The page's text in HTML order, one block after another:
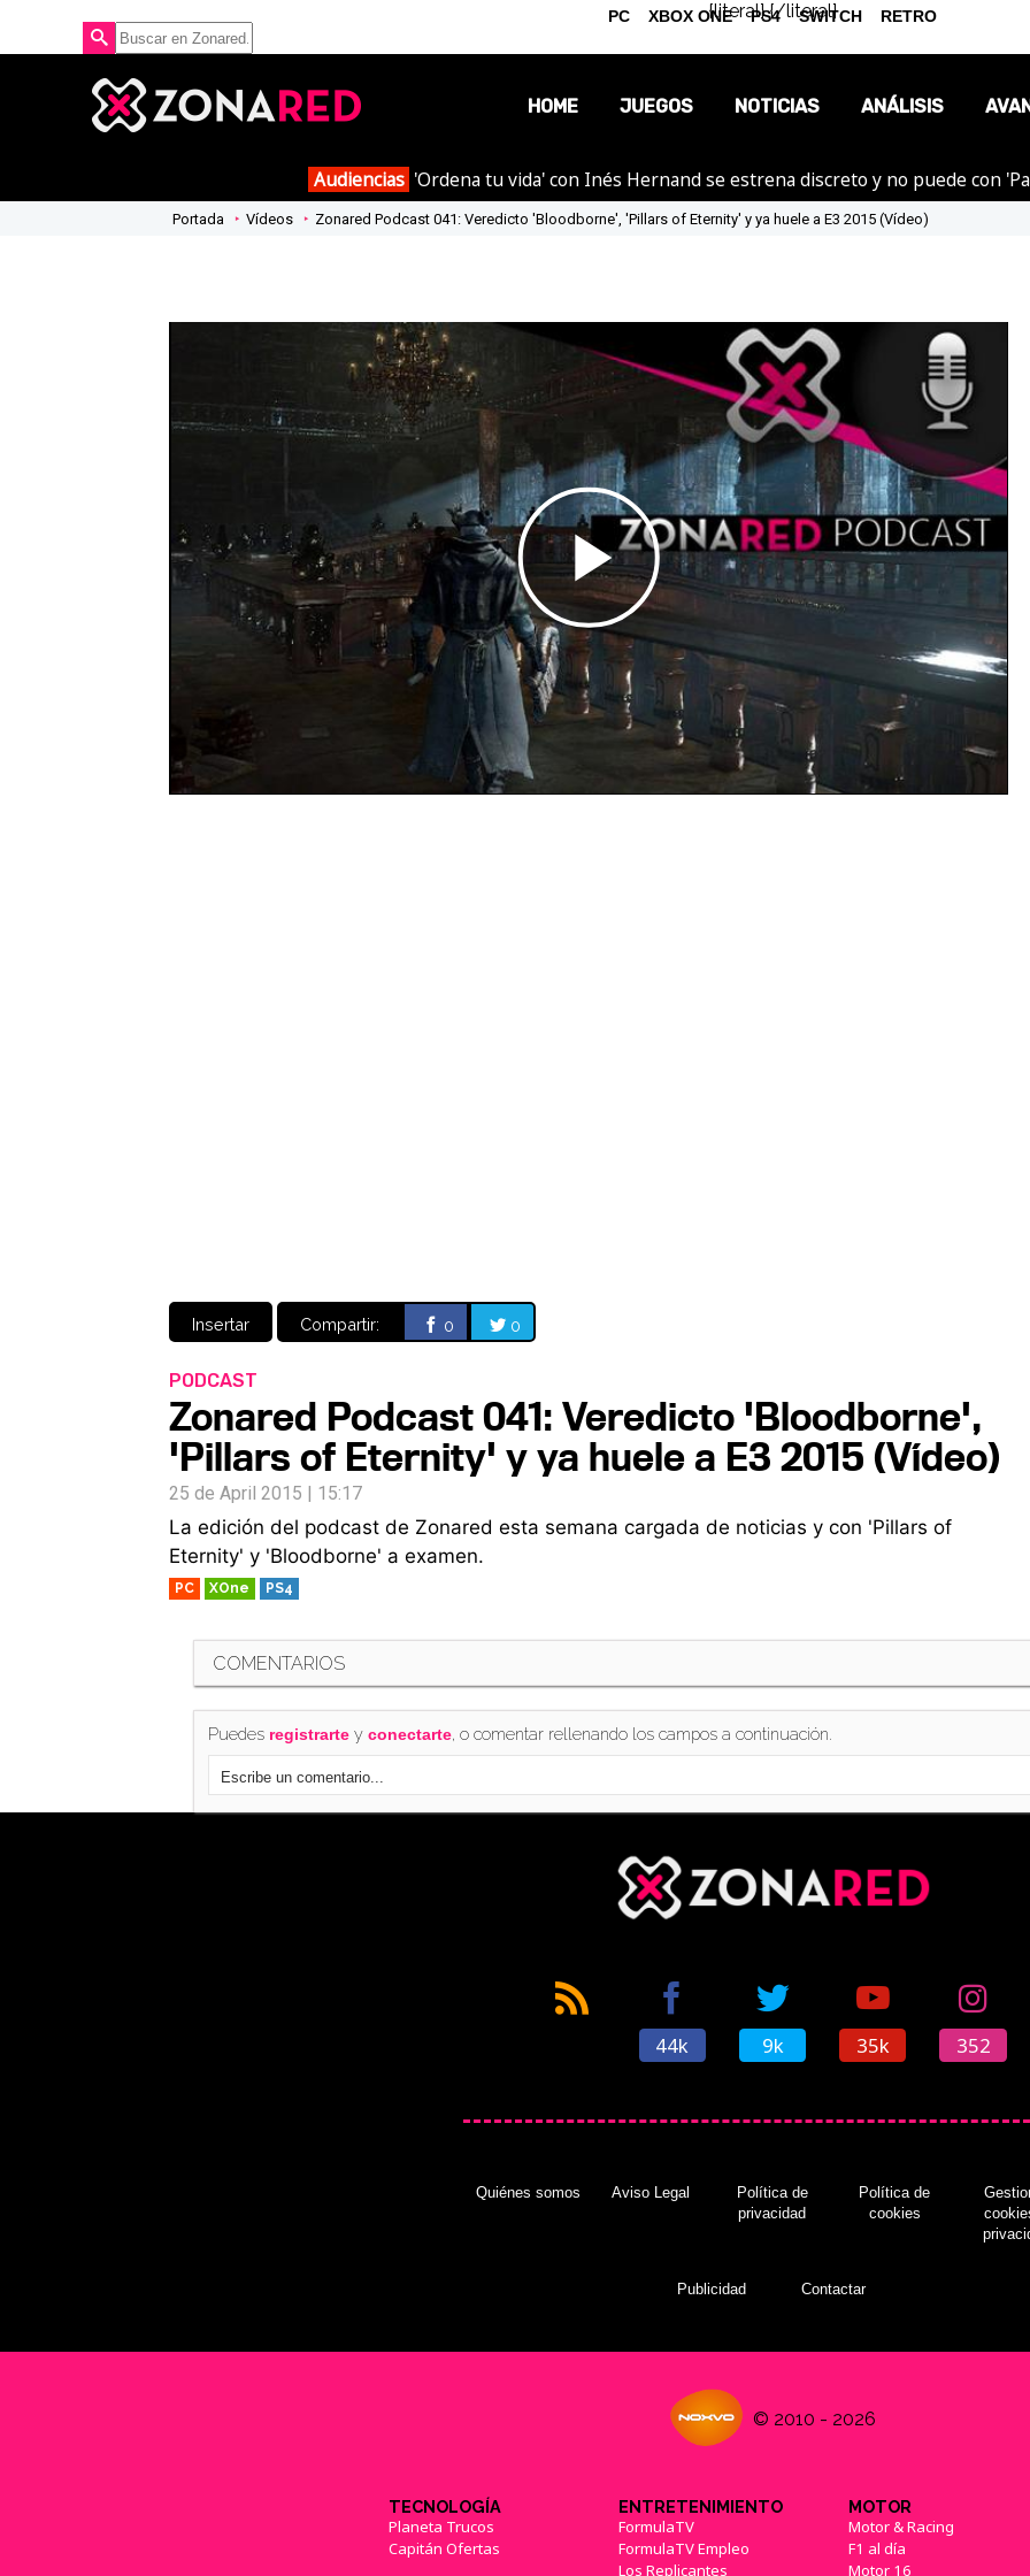
{literal}{/literal}
HOME JUEGOS NOTICIAS
OPINIÓN
ANÁLISIS
Audiencias 'Ordena tu vida' con Inés Hernand se estrena discreto y no puede con
Portada Vídeos Zonared Podcast 041: Veredicto 'Bloodborne', 'Pillars of Eternity' y ya huele a E3 2015 (Vídeo)
Play
Video
Insertar Compartir: 0 0
PODCAST
Zonared Podcast 041: Veredicto 'Bloodborne',
'Pillars of Eternity' y ya huele a E3 2015 (Vídeo)
25 de April 2015 | 15:17
La edición del podcast de Zonared esta semana cargada de noticias y con 'Pillars of
Eternity' y 'Bloodborne' a examen.
PC XOne PS4
COMENTARIOS
Puedes registrartey conectarte, o comentar rellenando los campos a continuación.
PC XBOX ONE PS4 SWITCH RETRO
44k 9k 35k 352
Quiénes somos Aviso Legal
Política de
privacidad
Política de
cookies
Publicidad Contactar
© 2010 - 2026
TECNOLOGÍA
Planeta Trucos
Capitán Ofertas
ENTRETENIMIENTO
FormulaTV
FormulaTV Empleo
Los Replicantes
MOTOR
Motor & Racing
F1 al día
Motor 16